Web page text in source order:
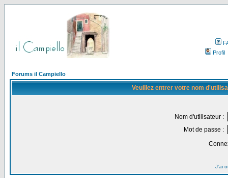
Profil
Forums il Campiello
Veuillez entrer votre nom
Nom d'utilisateur :
Mot de passe :
J'ai